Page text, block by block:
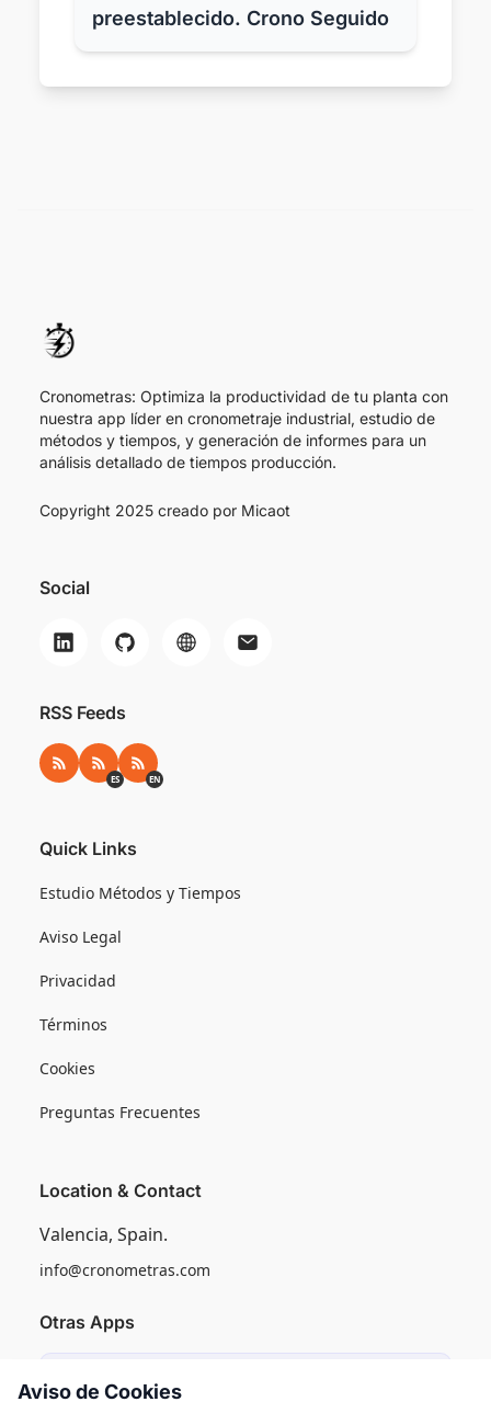
preestablecido. Crono Seguido
Cronometras: Optimiza la productividad de tu planta con
nuestra app líder en cronometraje industrial, estudio de
métodos y tiempos, y generación de informes para un
análisis detallado de tiempos producción.
Copyright 2025 creado por Micaot
Social
RSS Feeds
RSS RSS ES
ES RSS EN
EN
Quick Links
Estudio Métodos y Tiempos
Aviso Legal
Privacidad
Términos
Cookies
Preguntas Frecuentes
Location & Contact
Valencia, Spain.
info@cronometras.com
Otras Apps
Control de Producción Industrial
Aviso de Cookies